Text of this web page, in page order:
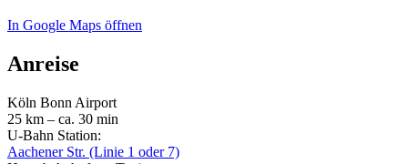
In Google Maps öffnen
Anreise
Köln Bonn Airport
25 km – ca. 30 min
U-Bahn Station:
Aachener Str. (Linie 1 oder 7)